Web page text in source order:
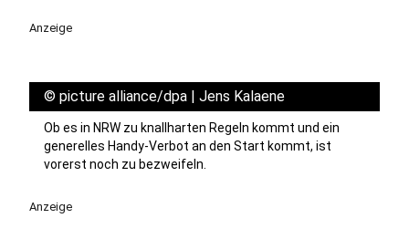
Anzeige
© picture alliance/dpa | Jens Kalaene
Ob es in NRW zu knallharten Regeln kommt und ein
generelles Handy-Verbot an den Start kommt, ist
vorerst noch zu bezweifeln.
Anzeige